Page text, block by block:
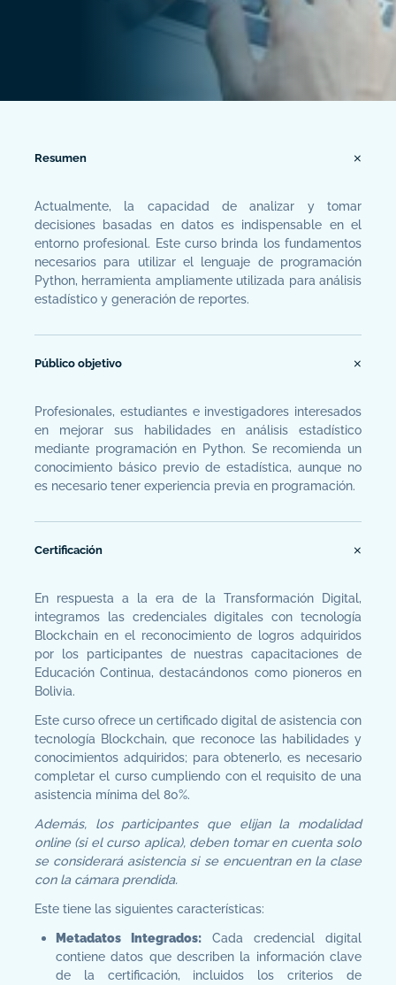
Resumen
Actualmente, la capacidad de analizar y tomar
decisiones basadas en datos es indispensable en el
entorno profesional. Este curso brinda los fundamentos
necesarios para utilizar el lenguaje de programación
Python, herramienta ampliamente utilizada para análisis
estadístico y generación de reportes.
Público objetivo
Profesionales, estudiantes e investigadores interesados
en mejorar sus habilidades en análisis estadístico
mediante programación en Python. Se recomienda un
conocimiento básico previo de estadística, aunque no
es necesario tener experiencia previa en programación.
Certificación
En respuesta a la era de la Transformación Digital,
integramos las credenciales digitales con tecnología
Blockchain en el reconocimiento de logros adquiridos
por los participantes de nuestras capacitaciones de
Educación Continua, destacándonos como pioneros en
Bolivia.
Este curso ofrece un certificado digital de asistencia con
tecnología Blockchain, que reconoce las habilidades y
conocimientos adquiridos; para obtenerlo, es necesario
completar el curso cumpliendo con el requisito de una
asistencia mínima del 80%.
Además, los participantes que elijan la modalidad
online (si el curso aplica), deben tomar en cuenta solo
se considerará asistencia si se encuentran en la clase
con la cámara prendida.
Este tiene las siguientes características:
Metadatos Integrados: Cada credencial digital
contiene datos que describen la información clave
de la certificación, incluidos los criterios de